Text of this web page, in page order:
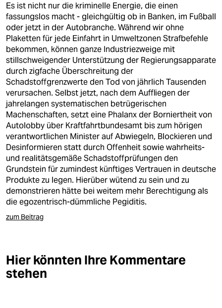
Es ist nicht nur die kriminelle Energie, die einen
fassungslos macht - gleichgültig ob in Banken, im Fußball
oder jetzt in der Autobranche. Während wir ohne
Plaketten für jede Einfahrt in Umweltzonen Strafbefehle
bekommen, können ganze Industriezweige mit
stillschweigender Unterstützung der Regierungsapparate
durch zigfache Überschreitung der
Schadstoffgrenzwerte den Tod von jährlich Tausenden
verursachen. Selbst jetzt, nach dem Auffliegen der
jahrelangen systematischen betrügerischen
Machenschaften, setzt eine Phalanx der Borniertheit von
Autolobby über Kraftfahrtbundesamt bis zum hörigen
verantwortlichen Minister auf Abwiegeln, Blockieren und
Desinformieren statt durch Offenheit sowie wahrheits-
und realitätsgemäße Schadstoffprüfungen den
Grundstein für zumindest künftiges Vertrauen in deutsche
Produkte zu legen. Hierüber wütend zu sein und zu
demonstrieren hätte bei weitem mehr Berechtigung als
die egozentrisch-dümmliche Pegiditis.
zum Beitrag
Hier könnten Ihre Kommentare
stehen